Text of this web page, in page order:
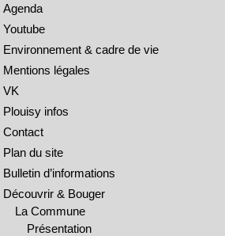
Agenda
Youtube
Environnement & cadre de vie
Mentions légales
VK
Plouisy infos
Contact
Plan du site
Bulletin d’informations
Découvrir & Bouger
La Commune
Présentation